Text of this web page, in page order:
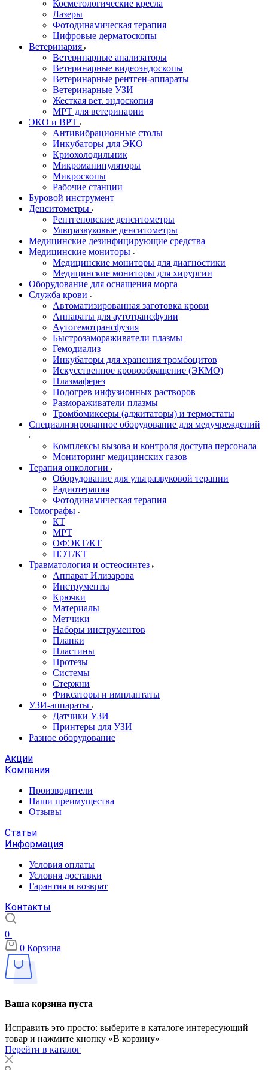
Косметологические кресла
Лазеры
Фотодинамическая терапия
Цифровые дерматоскопы
Ветеринария
Ветеринарные анализаторы
Ветеринарные видеоэндоскопы
Ветеринарные рентген-аппараты
Ветеринарные УЗИ
Жесткая вет. эндоскопия
МРТ для ветеринарии
ЭКО и ВРТ
Антивибрационные столы
Инкубаторы для ЭКО
Криохолодильник
Микроманипуляторы
Микроскопы
Рабочие станции
Буровой инструмент
Денситометры
Рентгеновские денситометры
Ультразвуковые денситометры
Медицинские дезинфицирующие средства
Медицинские мониторы
Медицинские мониторы для диагностики
Медицинские мониторы для хирургии
Оборудование для оснащения морга
Служба крови
Автоматизированная заготовка крови
Аппараты для аутотрансфузии
Аутогемотрансфузия
Быстрозамораживатели плазмы
Гемодиализ
Инкубаторы для хранения тромбоцитов
Искусственное кровообращение (ЭКМО)
Плазмаферез
Подогрев инфузионных растворов
Размораживатели плазмы
Тромбомиксеры (аджитаторы) и термостаты
Специализированное оборудование для медучреждений
Комплексы вызова и контроля доступа персонала
Мониторинг медицинских газов
Терапия онкологии
Оборудование для ультразвуковой терапии
Радиотерапия
Фотодинамическая терапия
Томографы
КТ
МРТ
ОФЭКТ/КТ
ПЭТ/КТ
Травматология и остеосинтез
Аппарат Илизарова
Инструменты
Крючки
Материалы
Метчики
Наборы инструментов
Планки
Пластины
Протезы
Системы
Стержни
Фиксаторы и имплантаты
УЗИ-аппараты
Датчики УЗИ
Принтеры для УЗИ
Разное оборудование
Акции
Компания
Производители
Наши преимущества
Отзывы
Статьи
Информация
Условия оплаты
Условия доставки
Гарантия и возврат
Контакты
0
0 Корзина
Ваша корзина пуста
Исправить это просто: выберите в каталоге интересующий
товар и нажмите кнопку «В корзину»
Перейти в каталог